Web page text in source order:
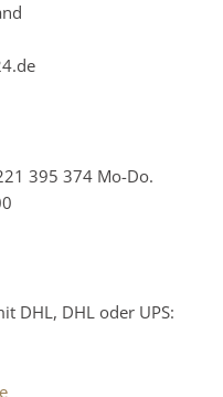
395 374 Mo-Do.
DHL, DHL oder UPS: